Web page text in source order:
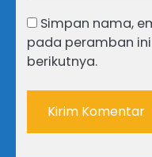
Simpan nama,
pada peramban
berikutnya.